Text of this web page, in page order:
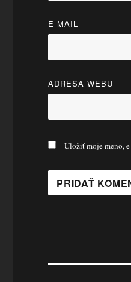
E-MAIL
ADRESA WEBU
Uložiť moje meno,